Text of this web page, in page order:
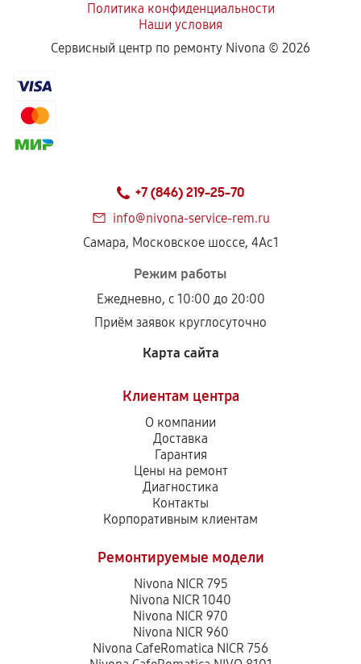
Политика конфиденциальности
Наши условия
Сервисный центр по ремонту Nivona © 2026
+7 (846) 219-25-70
info@nivona-service-rem.ru
Самара, Московское шоссе, 4Ас1
Режим работы
Ежедневно, с 10:00 до 20:00
Приём заявок круглосуточно
Карта сайта
Клиентам центра
О компании
Доставка
Гарантия
Цены на ремонт
Диагностика
Контакты
Корпоративным клиентам
Ремонтируемые модели
Nivona NICR 795
Nivona NICR 1040
Nivona NICR 970
Nivona NICR 960
Nivona CafeRomatica NICR 756